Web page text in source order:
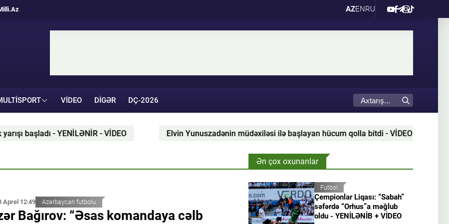
AZENRU
VIDEO DIGƏR DÇ-2026
- YENİLƏNİR - VİDEO Elvin Yunuszadənin müdəxiləsi ilə başlayan hücum qolla bitdi - VİDEO
Aprel 12:49 Azərbaycan futbolu
Bağırov: “Əsas komandaya cəlb
Ən çox oxunanlar
Futbol
Çempionlar Liqası: “Sabah”
səfərdə “Orhus”a məğlub
oldu - YENİLƏNİB + VİDEO